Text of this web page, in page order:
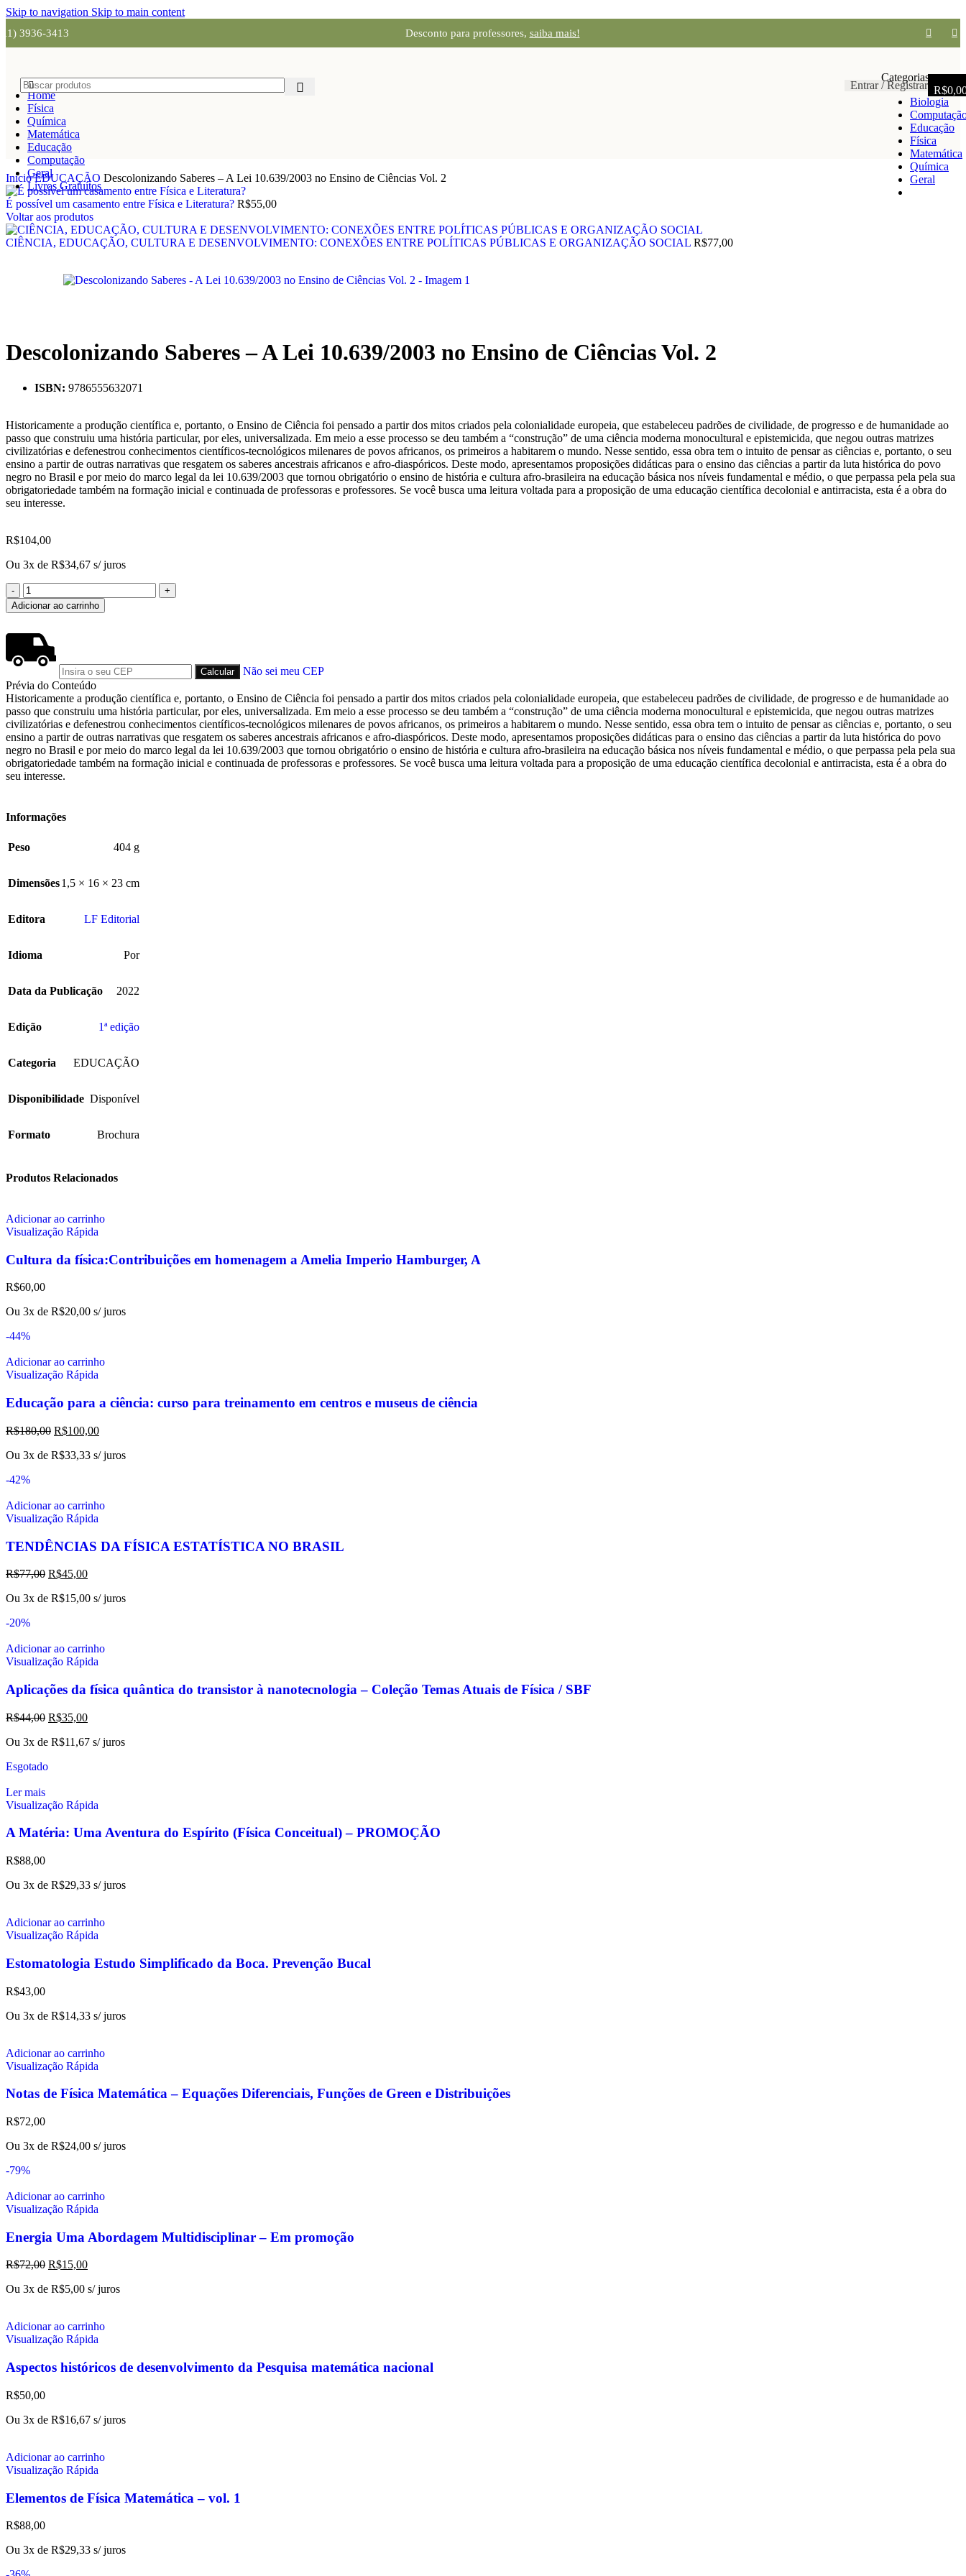
Skip to navigation Skip to main content
3936-3413 Desconto para professores, saiba mais!
Entrar / Registrar R$
Home
Física
Química
Matemática
Educação
Computação
Geral
Livros Gratuítos
Categorias
Biologia
Educação
Física
Matemática
Química
Geral
InícioEDUCAÇÃO Descolonizando Saberes – A Lei 10.639/2003 no Ensino de Ciências Vol. 2
É possível um casamento entre Física e Literatura? R$55,00
Voltar aos produtos
CIÊNCIA, EDUCAÇÃO, CULTURA E DESENVOLVIMENTO: CONEXÕES ENTRE POLÍTICAS PÚBLICAS E ORGANIZAÇÃO SOCIAL R$77,00
Descolonizando Saberes – A Lei 10.639/2003 no Ensino de Ciências Vol. 2
ISBN: 9786555632071
Historicamente a produção científica e, portanto, o Ensino de Ciência foi pensado a partir dos mitos criados pela colonialidade europeia, que estabeleceu padrões de civilidade, de progresso e de humanidade ao
passo que construiu uma história particular, por eles, universalizada. Em meio a esse processo se deu também a “construção” de uma ciência moderna monocultural e epistemicida, que negou outras matrizes
civilizatórias e defenestrou conhecimentos científicos-tecnológicos milenares de povos africanos, os primeiros a habitarem o mundo. Nesse sentido, essa obra tem o intuito de pensar as ciências e, portanto, o seu
ensino a partir de outras narrativas que resgatem os saberes ancestrais africanos e afro-diaspóricos. Deste modo, apresentamos proposições didáticas para o ensino das ciências a partir da luta histórica do povo
negro no Brasil e por meio do marco legal da lei 10.639/2003 que tornou obrigatório o ensino de história e cultura afro-brasileira na educação básica nos níveis fundamental e médio, o que perpassa pela pela sua
obrigatoriedade também na formação inicial e continuada de professoras e professores. Se você busca uma leitura voltada para a proposição de uma educação científica decolonial e antirracista, esta é a obra do
seu interesse.
R$104,00
Ou 3x de R$34,67 s/ juros
Adicionar ao carrinho
Não sei meu CEP
Prévia do Conteúdo
Historicamente a produção científica e, portanto, o Ensino de Ciência foi pensado a partir dos mitos criados pela colonialidade europeia, que estabeleceu padrões de civilidade, de progresso e de humanidade ao
passo que construiu uma história particular, por eles, universalizada. Em meio a esse processo se deu também a “construção” de uma ciência moderna monocultural e epistemicida, que negou outras matrizes
civilizatórias e defenestrou conhecimentos científicos-tecnológicos milenares de povos africanos, os primeiros a habitarem o mundo. Nesse sentido, essa obra tem o intuito de pensar as ciências e, portanto, o seu
ensino a partir de outras narrativas que resgatem os saberes ancestrais africanos e afro-diaspóricos. Deste modo, apresentamos proposições didáticas para o ensino das ciências a partir da luta histórica do povo
negro no Brasil e por meio do marco legal da lei 10.639/2003 que tornou obrigatório o ensino de história e cultura afro-brasileira na educação básica nos níveis fundamental e médio, o que perpassa pela pela sua
obrigatoriedade também na formação inicial e continuada de professoras e professores. Se você busca uma leitura voltada para a proposição de uma educação científica decolonial e antirracista, esta é a obra do
seu interesse.
Informações
Peso 404 g
Dimensões1,5 × 16 × 23 cm
Editora LF Editorial
Idioma Por
Data da Publicação 2022
Edição 1ª edição
Categoria EDUCAÇÃO
Disponibilidade Disponível
Formato Brochura
Produtos Relacionados
Adicionar ao carrinho
Visualização Rápida
Cultura da física:Contribuições em homenagem a Amelia Imperio Hamburger, A
R$60,00
Ou 3x de R$20,00 s/ juros
-44%
Adicionar ao carrinho
Visualização Rápida
Educação para a ciência: curso para treinamento em centros e museus de ciência
R$180,00 R$100,00
Ou 3x de R$33,33 s/ juros
-42%
Adicionar ao carrinho
Visualização Rápida
TENDÊNCIAS DA FÍSICA ESTATÍSTICA NO BRASIL
R$77,00 R$45,00
Ou 3x de R$15,00 s/ juros
-20%
Adicionar ao carrinho
Visualização Rápida
Aplicações da física quântica do transistor à nanotecnologia – Coleção Temas Atuais de Física / SBF
R$44,00 R$35,00
Ou 3x de R$11,67 s/ juros
Esgotado
Ler mais
Visualização Rápida
A Matéria: Uma Aventura do Espírito (Física Conceitual) – PROMOÇÃO
R$88,00
Ou 3x de R$29,33 s/ juros
Adicionar ao carrinho
Visualização Rápida
Estomatologia Estudo Simplificado da Boca. Prevenção Bucal
R$43,00
Ou 3x de R$14,33 s/ juros
Adicionar ao carrinho
Visualização Rápida
Notas de Física Matemática – Equações Diferenciais, Funções de Green e Distribuições
R$72,00
Ou 3x de R$24,00 s/ juros
-79%
Adicionar ao carrinho
Visualização Rápida
Energia Uma Abordagem Multidisciplinar – Em promoção
R$72,00 R$15,00
Ou 3x de R$5,00 s/ juros
Adicionar ao carrinho
Visualização Rápida
Aspectos históricos de desenvolvimento da Pesquisa matemática nacional
R$50,00
Ou 3x de R$16,67 s/ juros
Adicionar ao carrinho
Visualização Rápida
Elementos de Física Matemática – vol. 1
R$88,00
Ou 3x de R$29,33 s/ juros